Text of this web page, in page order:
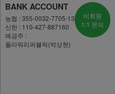
BANK ACCOUNT
농협 : 355-0032-7705-13
신한 : 110-427-887160
예금주 :
플라워리퍼블릭(박상현)
비회원
1:1 문의